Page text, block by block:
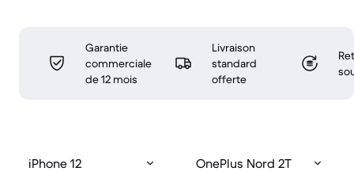
Garantie
commerciale
de 12 mois
Livraison
standard
offerte
iPhone 12 OnePlus Nord 2T